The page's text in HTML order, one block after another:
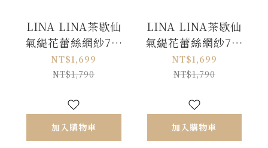
LINA LINA茶歇仙
氣緹花蕾絲網紗7穿
法洋裝-輕柔粉
NT$1,699
NT$1,790
加入購物車
LINA LINA茶歇仙
氣緹花蕾絲網紗7穿
法洋裝-氣質杏
NT$1,699
NT$1,790
加入購物車